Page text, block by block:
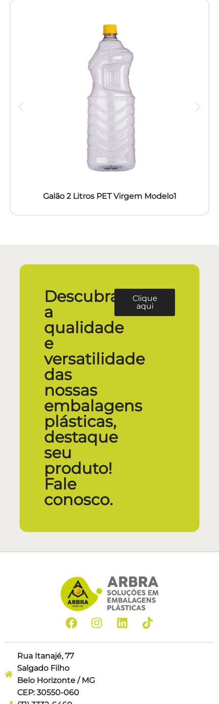
Galão 2 Litros PET Virgem Modelo1
Descubra
a
qualidade
e
versatilidade
das
nossas
embalagens
plásticas,
destaque
seu
produto!
Fale
conosco.
Clique
aqui
Rua Itanajé, 77
Salgado Filho
Belo Horizonte / MG
CEP: 30550-060